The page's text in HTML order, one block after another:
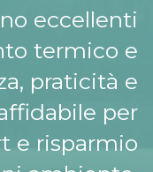
eccellenti
termico e
praticità e
per
e risparmio